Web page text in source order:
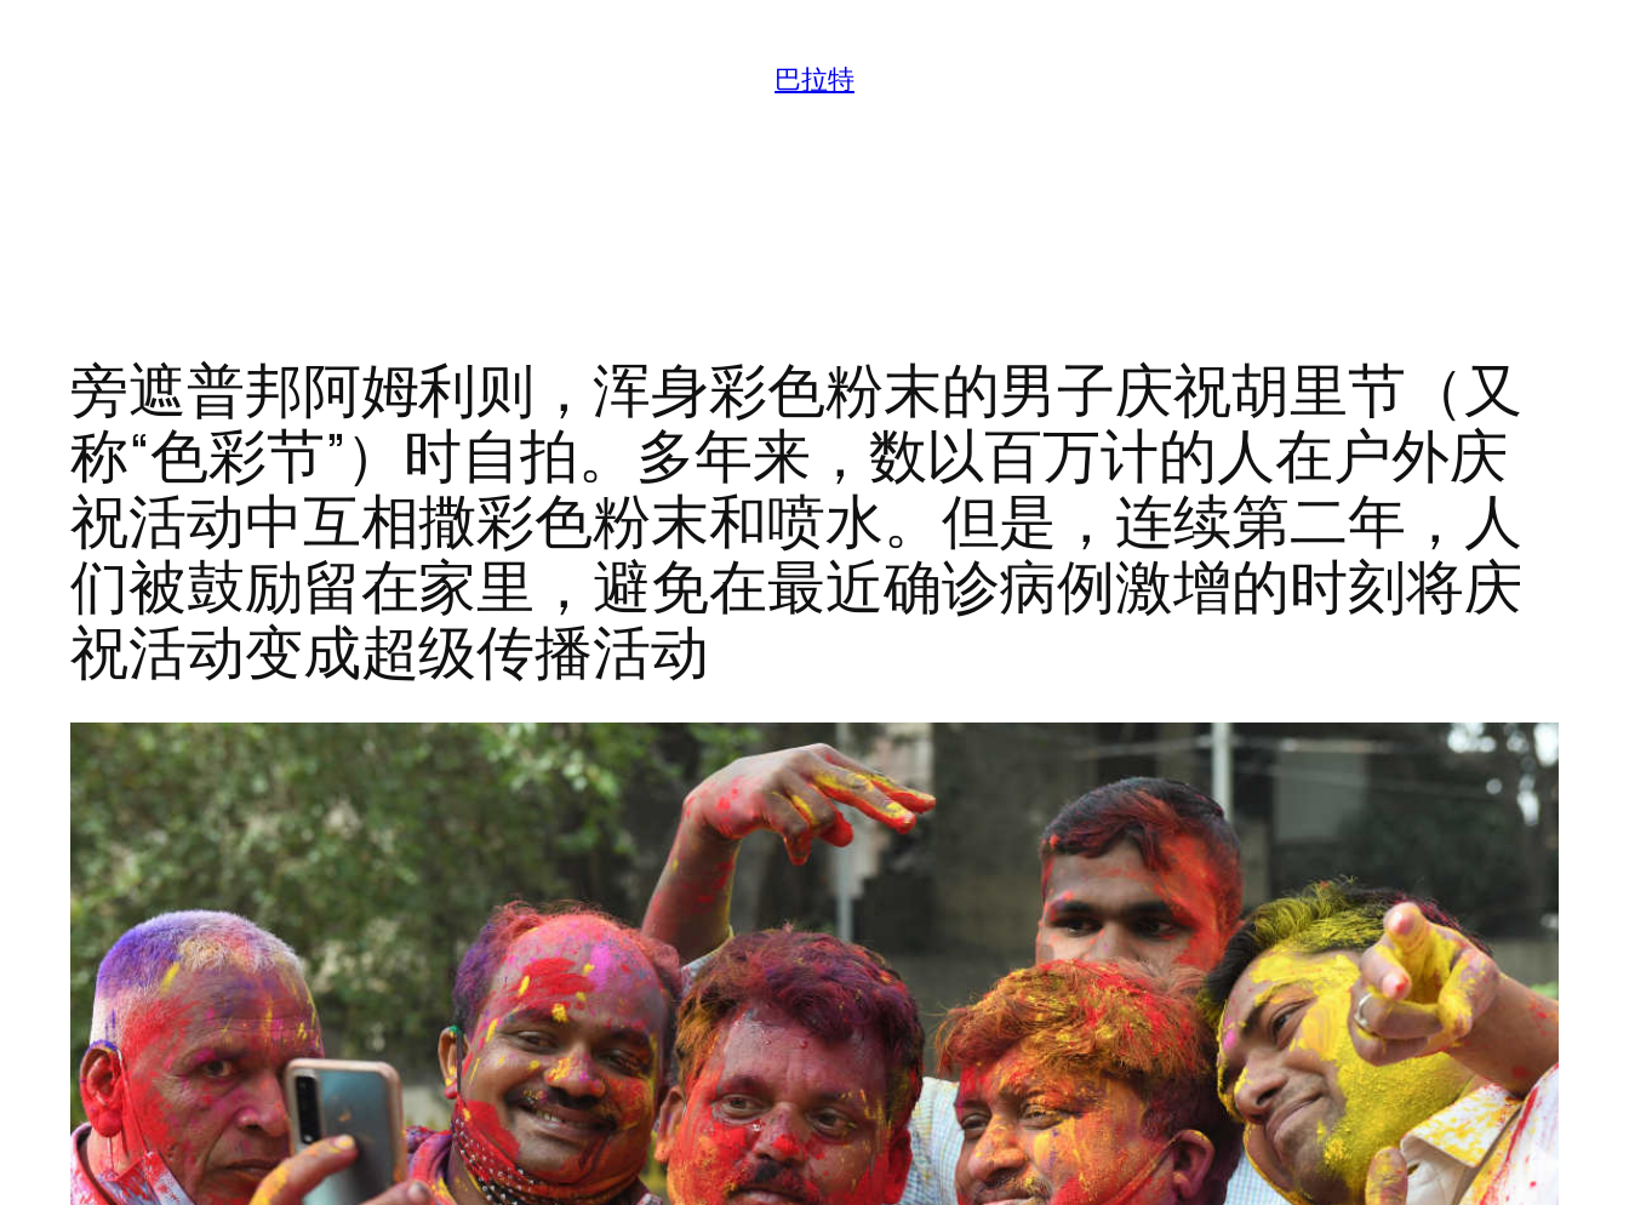
巴拉特
旁遮普邦阿姆利则，浑身彩色粉末的男子庆祝胡里节（又
称“色彩节”）时自拍。多年来，数以百万计的人在户外庆
祝活动中互相撒彩色粉末和喷水。但是，连续第二年，人
们被鼓励留在家里，避免在最近确诊病例激增的时刻将庆
祝活动变成超级传播活动